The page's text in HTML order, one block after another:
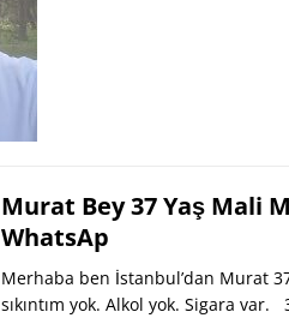
Murat Bey 37 Yaş Mali
WhatsAp
Merhaba ben İstanbul’dan Murat
sıkıntım yok. Alkol yok. Sigara